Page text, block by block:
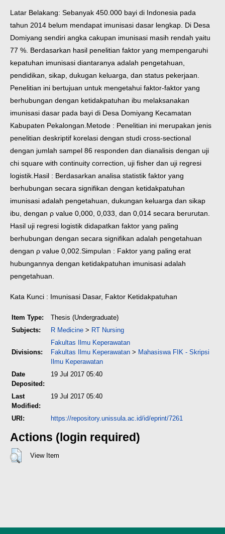
Latar Belakang: Sebanyak 450.000 bayi di Indonesia pada
tahun 2014 belum mendapat imunisasi dasar lengkap. Di Desa
Domiyang sendiri angka cakupan imunisasi masih rendah yaitu
77 %. Berdasarkan hasil penelitian faktor yang mempengaruhi
kepatuhan imunisasi diantaranya adalah pengetahuan,
pendidikan, sikap, dukugan keluarga, dan status pekerjaan.
Penelitian ini bertujuan untuk mengetahui faktor-faktor yang
berhubungan dengan ketidakpatuhan ibu melaksanakan
imunisasi dasar pada bayi di Desa Domiyang Kecamatan
Kabupaten Pekalongan. Metode : Penelitian ini merupakan jenis
penelitian deskriptif korelasi dengan studi cross-sectional
dengan jumlah sampel 86 responden dan dianalisis dengan uji
chi square with continuity correction, uji fisher dan uji regresi
logistik. Hasil : Berdasarkan analisa statistik faktor yang
berhubungan secara signifikan dengan ketidakpatuhan
imunisasi adalah pengetahuan, dukungan keluarga dan sikap
ibu, dengan ρ value 0,000, 0,033, dan 0,014 secara berurutan.
Hasil uji regresi logistik didapatkan faktor yang paling
berhubungan dengan secara signifikan adalah pengetahuan
dengan ρ value 0,002. Simpulan : Faktor yang paling erat
hubungannya dengan ketidakpatuhan imunisasi adalah
pengetahuan.
Kata Kunci : Imunisasi Dasar, Faktor Ketidakpatuhan
Item Type:
Thesis (Undergraduate)
Subjects:
R Medicine > RT Nursing
Divisions:
Fakultas Ilmu Keperawatan
Fakultas Ilmu Keperawatan > Mahasiswa FIK - Skripsi
Ilmu Keperawatan
Date
Deposited:
19 Jul 2017 05:40
Last
Modified:
19 Jul 2017 05:40
URI: https://repository.unissula.ac.id/id/eprint/7261
Actions (login required)
View Item